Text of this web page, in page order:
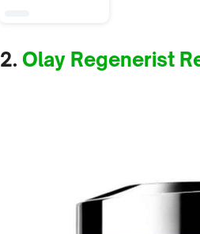
2. Olay Regenerist